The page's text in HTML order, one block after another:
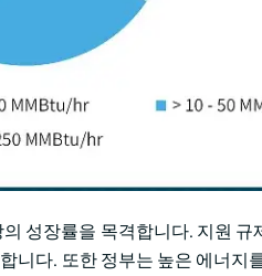
성장률을 목격합니다. 지원
다. 또한 정부는 높은 에너지